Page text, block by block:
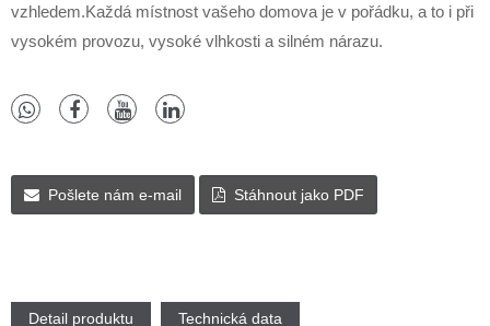
vzhledem.Každá místnost vašeho domova je v pořádku, a to i při
vysokém provozu, vysoké vlhkosti a silném nárazu.
Pošlete nám e-mail Stáhnout jako PDF
Detail produktu
Technická data